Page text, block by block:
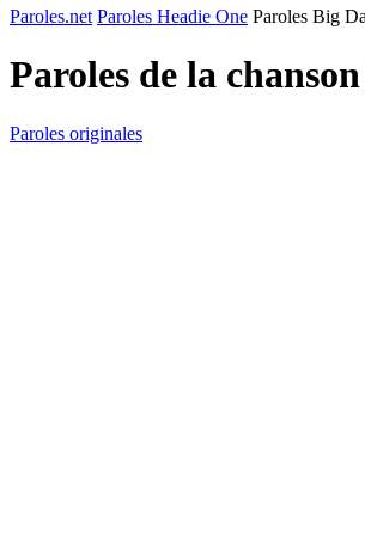
Paroles.net Paroles Headie One Paroles Big
Paroles de la
Paroles originales